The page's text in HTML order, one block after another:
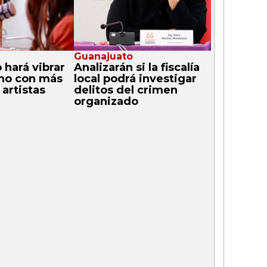
hará vibrar
con más
Guanajuato
Analizarán si la fiscalía
local podrá investigar
delitos del crimen
organizado